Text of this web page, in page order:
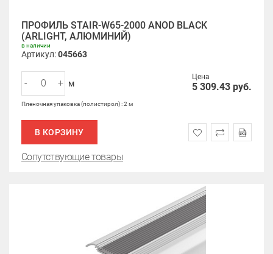
ПРОФИЛЬ STAIR-W65-2000 ANOD BLACK
(ARLIGHT, АЛЮМИНИЙ)
в наличии
Артикул:045663
Цена
5 309.43 руб.
- + м
Пленочная упаковка (полистирол) : 2 м
В КОРЗИНУ
Сопутствующие товары